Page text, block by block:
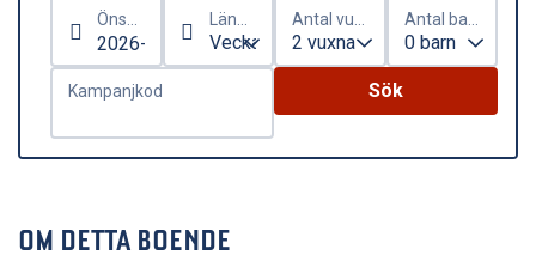
Kampanjkod Sök
OM DETTA BOENDE